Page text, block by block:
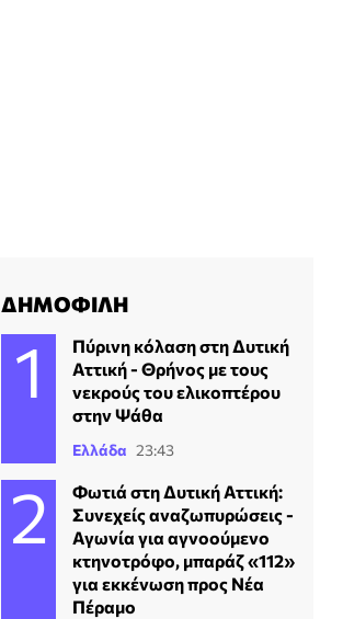
ΔΗΜΟΦΙΛΗ
Πύρινη κόλαση στη Δυτική
Αττική - Θρήνος με τους
νεκρούς του ελικοπτέρου
στην Ψάθα
Ελλάδα 23:43
Φωτιά στη Δυτική Αττική:
Συνεχείς αναζωπυρώσεις -
Αγωνία για αγνοούμενο
κτηνοτρόφο, μπαράζ «112»
για εκκένωση προς Νέα
Πέραμο